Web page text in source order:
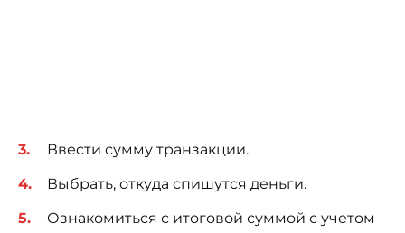
Ввести сумму транзакции.
Выбрать, откуда спишутся деньги.
Ознакомиться с итоговой суммой с учетом